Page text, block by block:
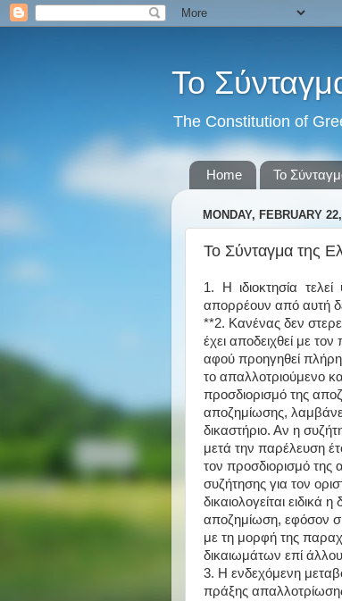
Το
The Constitution of
Home Το
MONDAY, FEBRUARY
Το Σύνταγμα της
1. Η ιδιοκτησία
απορρέουν από αυτή
**2. Κανένας δεν
έχει αποδειχθεί με
αφού προηγηθεί
το απαλλοτριούμενο
προσδιορισμό της
αποζημίωσης,
δικαστήριο. Αν η
μετά την παρέλευση
τον προσδιορισμό της
συζήτησης για τον
δικαιολογείται
αποζημίωση, εφόσον
με τη μορφή της
δικαιωμάτων επί
3. Η ενδεχόμενη
πράξης